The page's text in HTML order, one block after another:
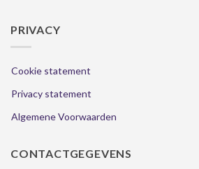
PRIVACY
Cookie statement
Privacy statement
Algemene Voorwaarden
CONTACTGEGEVENS